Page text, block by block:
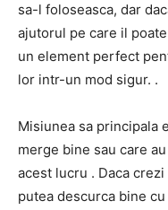
sa-l foloseasca, dar
ajutorul pe care il
un element perfect
lor intr-un mod sigur. .
Misiunea sa principala
merge bine sau care
acest lucru . Daca
putea descurca bine